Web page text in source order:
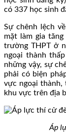
có 337 học sinh
Sự chênh lệch
mặt làm gia
trường THPT ở
ngoại thành
những vậy, sự
phải có biện
vực ngoại thành,
khu vực trên địa
Áp